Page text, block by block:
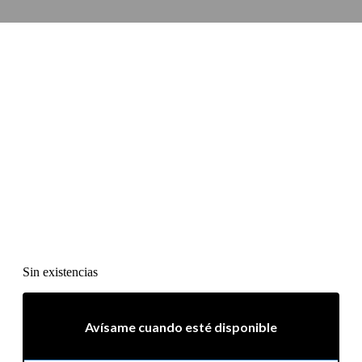
Sin existencias
Avísame cuando esté disponible